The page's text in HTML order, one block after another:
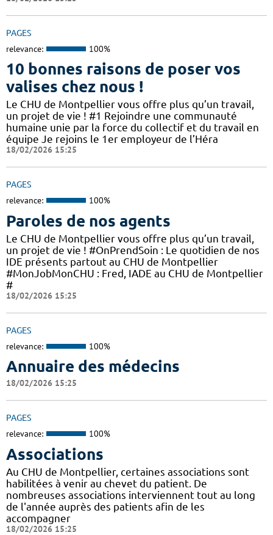
PAGES
relevance: 100%
10 bonnes raisons de poser vos
valises chez nous !
Le CHU de Montpellier vous offre plus qu’un travail,
un projet de vie ! #1 Rejoindre une communauté
humaine unie par la force du collectif et du travail en
équipe Je rejoins le 1er employeur de l’Héra
18/02/2026 15:25
PAGES
relevance: 100%
Paroles de nos agents
Le CHU de Montpellier vous offre plus qu’un travail,
un projet de vie ! #OnPrendSoin : Le quotidien de nos
IDE présents partout au CHU de Montpellier
#MonJobMonCHU : Fred, IADE au CHU de Montpellier
#
18/02/2026 15:25
PAGES
relevance: 100%
Annuaire des médecins
18/02/2026 15:25
PAGES
relevance: 100%
Associations
Au CHU de Montpellier, certaines associations sont
habilitées à venir au chevet du patient. De
nombreuses associations interviennent tout au long
de l'année auprès des patients afin de les
accompagner
18/02/2026 15:25